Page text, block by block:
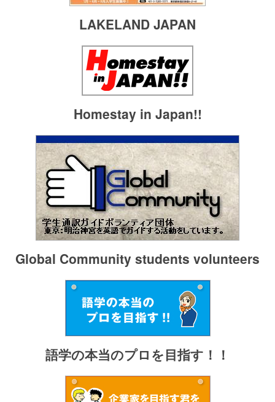
LAKELAND JAPAN
Homestay in Japan!!
Global Community students volunteers
語学の本当のプロを目指す！！